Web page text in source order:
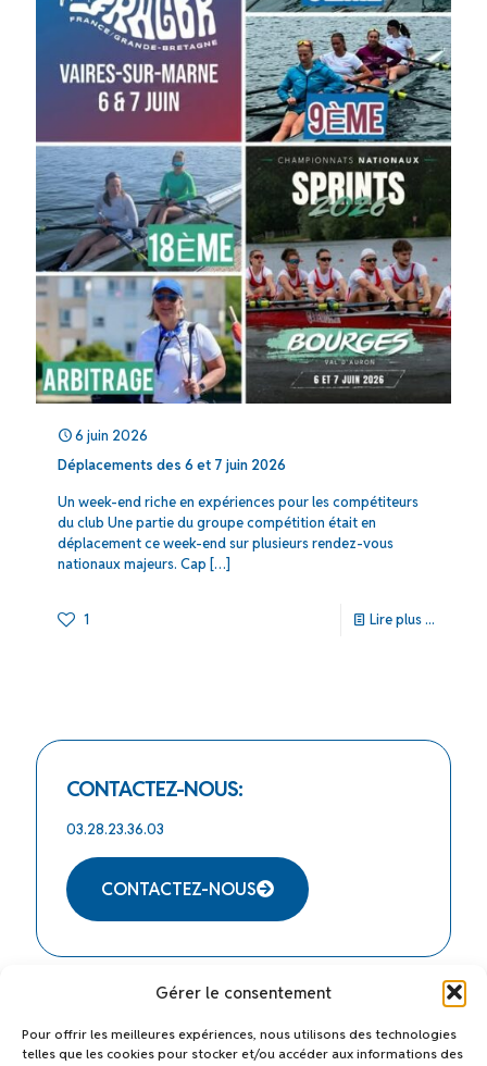
Gérer le consentement
Pour offrir les meilleures expériences, nous utilisons des technologies
telles que les cookies pour stocker et/ou accéder aux informations des
6 juin 2026
Déplacements des 6 et 7 juin 2026
Un week-end riche en expériences pour les compétiteurs
du club Une partie du groupe compétition était en
déplacement ce week-end sur plusieurs rendez-vous
nationaux majeurs. Cap […]
1 Lire plus ...
CONTACTEZ-NOUS:
03.28.23.36.03
CONTACTEZ-NOUS
D'OUVERTURE
ADRESSE :